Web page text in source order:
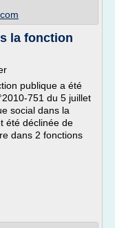
la fonction
publique a été
751 du 5 juillet
social dans la
été déclinée de
dans 2 fonctions